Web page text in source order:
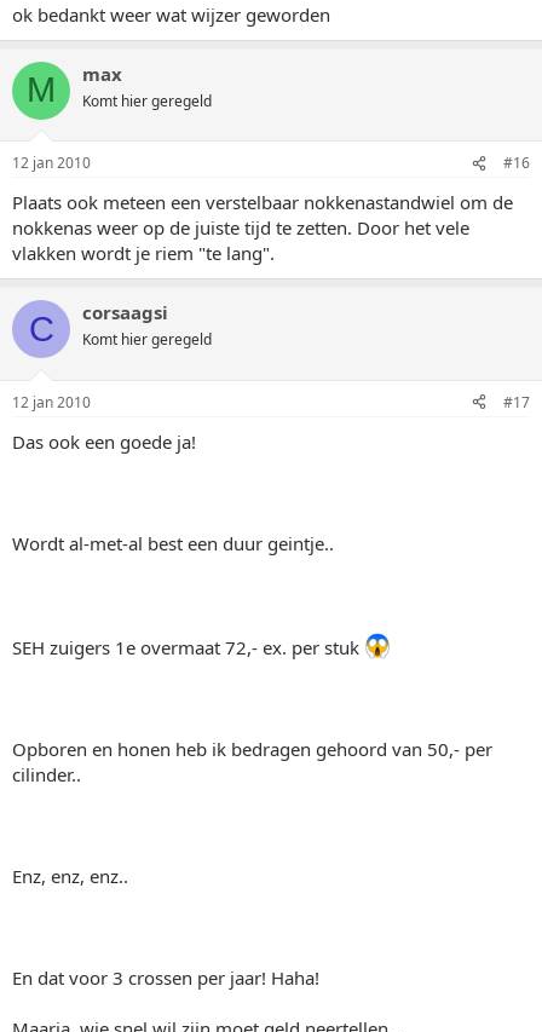
ok bedankt weer wat wijzer geworden
M max
Komt hier geregeld
12 jan 2010 #16
Plaats ook meteen een verstelbaar nokkenastandwiel om de
nokkenas weer op de juiste tijd te zetten. Door het vele
vlakken wordt je riem "te lang".
C corsaagsi
Komt hier geregeld
12 jan 2010 #17
Das ook een goede ja!
Wordt al-met-al best een duur geintje..
SEH zuigers 1e overmaat 72,- ex. per stuk
Opboren en honen heb ik bedragen gehoord van 50,- per
cilinder..
Enz, enz, enz..
En dat voor 3 crossen per jaar! Haha!